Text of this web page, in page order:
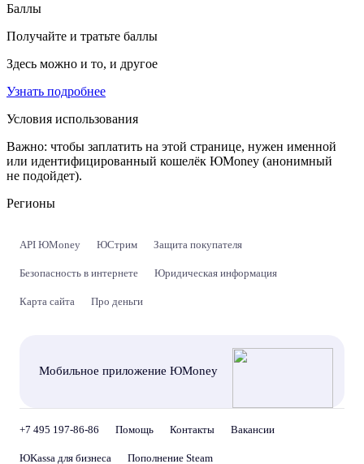
Баллы
Получайте и тратьте баллы
Здесь можно и то, и другое
Узнать подробнее
Условия использования
Важно: чтобы заплатить на этой странице, нужен именной
или идентифицированный кошелёк ЮMoney (анонимный
не подойдет).
Регионы
API ЮMoney ЮСтрим Защита покупателя
Безопасность в интернете Юридическая информация
Карта сайта Про деньги
Мобильное приложение ЮMoney
+7 495 197-86-86 Помощь Контакты Вакансии
ЮKassa для бизнеса Пополнение Steam